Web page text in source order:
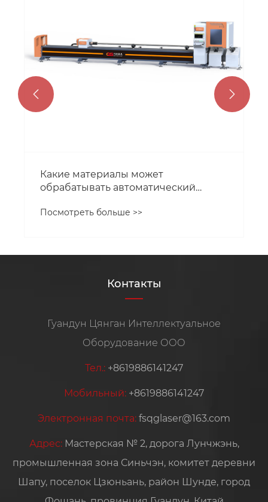
Какие решения позволяют снизить
процент брака при лазерной резке
Посмотреть больше >>
 
Контакты
Гуандун Цянган Интеллектуальное
Оборудование ООО
Тел.: +8619886141247
Мобильный: +8619886141247
Электронная почта: fsqglaser@163.com
Адрес: Мастерская № 2, дорога Лунчжэнь,
промышленная зона Синьчэн, комитет деревни
Шапу, поселок Цзюньань, район Шунде, город